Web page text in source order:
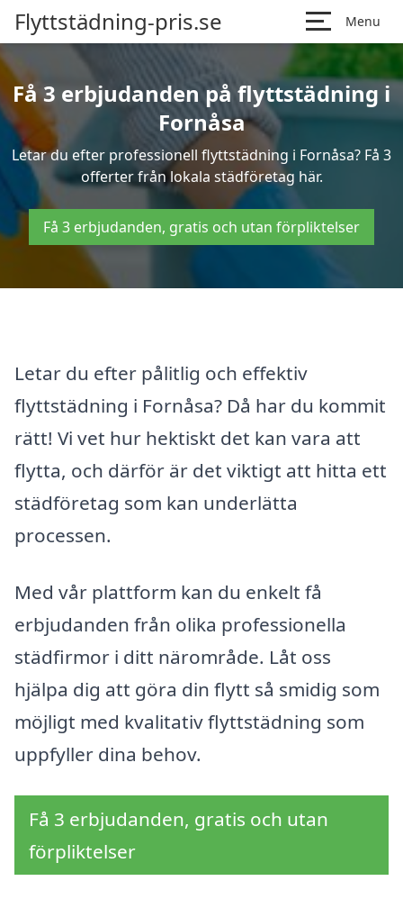
Flyttstädning-pris.se Menu
Få 3 erbjudanden på flyttstädning i
Fornåsa
Letar du efter professionell flyttstädning i Fornåsa? Få 3
offerter från lokala städföretag här.
Få 3 erbjudanden, gratis och utan förpliktelser
Letar du efter pålitlig och effektiv
flyttstädning i Fornåsa? Då har du kommit
rätt! Vi vet hur hektiskt det kan vara att
flytta, och därför är det viktigt att hitta ett
städföretag som kan underlätta
processen.
Med vår plattform kan du enkelt få
erbjudanden från olika professionella
städfirmor i ditt närområde. Låt oss
hjälpa dig att göra din flytt så smidig som
möjligt med kvalitativ flyttstädning som
uppfyller dina behov.
Få 3 erbjudanden, gratis och utan
förpliktelser